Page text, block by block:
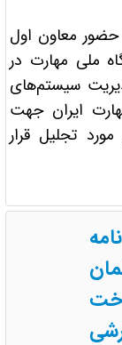
حضور معاون اول
ملی مهارت در
سیستم‌های
ایران جهت
۲۰۲۶ شانگهای مورد تجلیل قرار